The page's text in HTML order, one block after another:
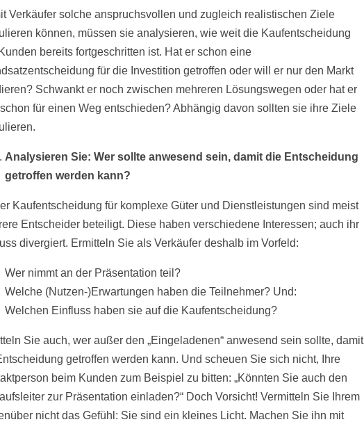
Verkäufer solche anspruchsvollen und zugleich realistischen Ziele
können, müssen sie analysieren, wie weit die Kaufentscheidung
bereits fortgeschritten ist. Hat er schon eine
für die Investition getroffen oder will er nur den Markt
Schwankt er noch zwischen mehreren Lösungswegen oder hat er
für einen Weg entschieden? Abhängig davon sollten sie ihre Ziele
Analysieren Sie: Wer sollte anwesend sein, damit die Entscheidung
getroffen werden kann?
Kaufentscheidung für komplexe Güter und Dienstleistungen sind meist
Entscheider beteiligt. Diese haben verschiedene Interessen; auch ihr
divergiert. Ermitteln Sie als Verkäufer deshalb im Vorfeld:
Wer nimmt an der Präsentation teil?
Welche (Nutzen-)Erwartungen haben die Teilnehmer? Und:
Welchen Einfluss haben sie auf die Kaufentscheidung?
Sie auch, wer außer den „Eingeladenen“ anwesend sein sollte, damit
getroffen werden kann. Und scheuen Sie sich nicht, Ihre
beim Kunden zum Beispiel zu bitten: „Könnten Sie auch den
zur Präsentation einladen?“ Doch Vorsicht! Vermitteln Sie Ihrem
nicht das Gefühl: Sie sind ein kleines Licht. Machen Sie ihn mit